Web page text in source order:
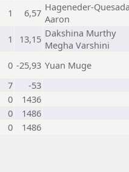
1 6,57 Hageneder-Quesada
Aaron
1 13,15 Dakshina Murthy
Megha Varshini
0 -25,93 Yuan Muge
7
-53
0
1436
0
1486
0
1486